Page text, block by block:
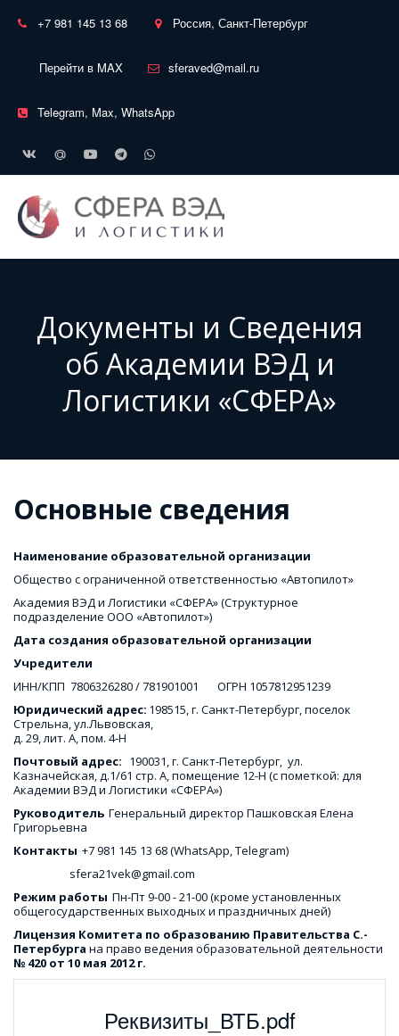
+7 981 145 13 68 Россия, Санкт-Петербург
Перейти в MAX sferaved@mail.ru
Telegram, Max, WhatsApp
Документы и Сведения
об Академии ВЭД и
Логистики «СФЕРА»
Основные сведения
Наименование образовательной организации
Общество с ограниченной ответственностью «Автопилот»
Академия ВЭД и Логистики «СФЕРА» (Структурное
подразделение ООО «Автопилот»)
Дата создания образовательной организации
Учредители
ИНН/КПП  7806326280 / 781901001       ОГРН 1057812951239
Юридический адрес: 198515, г. Санкт-Петербург, поселок
Стрельна, ул.Львовская,
д. 29, лит. А, пом. 4-Н
Почтовый адрес: 190031, г. Санкт-Петербург,  ул.
Казначейская, д.1/61 стр. А, помещение 12-Н (с пометкой: для
Академии ВЭД и Логистики «СФЕРА»)
Руководитель Генеральный директор Пашковская Елена
Григорьевна
Контакты +7 981 145 13 68 (WhatsApp, Telegram)
                     sfera21vek@gmail.com
Режим работы Пн-Пт 9-00 - 21-00 (кроме установленных
общегосударственных выходных и праздничных дней)
Лицензия Комитета по образованию Правительства С.-
Петербурга
№ 420 от 10 мая 2012 г.
Реквизиты_ВТБ.pdf